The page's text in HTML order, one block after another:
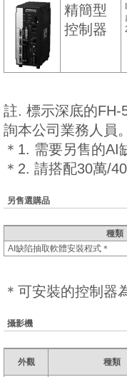
精簡型
控制器
註. 標示深底的FH-
詢本公司業務人員
＊1. 需要另售的AI
＊2. 請搭配30萬/
另售選購品
種類
AI缺陷抽取軟體安裝程式＊
＊可安裝的控制器
攝影機
外觀 種類